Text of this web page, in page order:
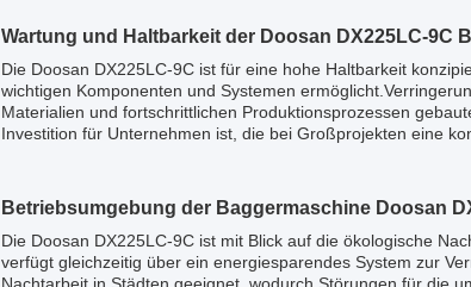
Wartung und Haltbarkeit der Doosan DX225LC-9C
Die Doosan DX225LC-9C ist für eine hohe Haltbarkeit
wichtigen Komponenten und Systemen
Materialien und fortschrittlichen Produktionsprozessen
Investition für Unternehmen ist, die bei Großprojekten eine
Betriebsumgebung der Baggermaschine Doosan
Die Doosan DX225LC-9C ist mit Blick auf die ökologische
verfügt gleichzeitig über ein energiesparendes System zur